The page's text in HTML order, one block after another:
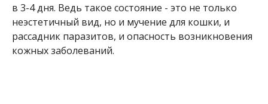
в 3-4 дня. Ведь такое состояние - это не только
неэстетичный вид, но и мучение для кошки, и
рассадник паразитов, и опасность возникновения
кожных заболеваний.